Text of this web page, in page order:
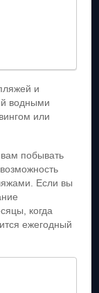
и
водными
или
побывать
Если вы
когда
ежегодный